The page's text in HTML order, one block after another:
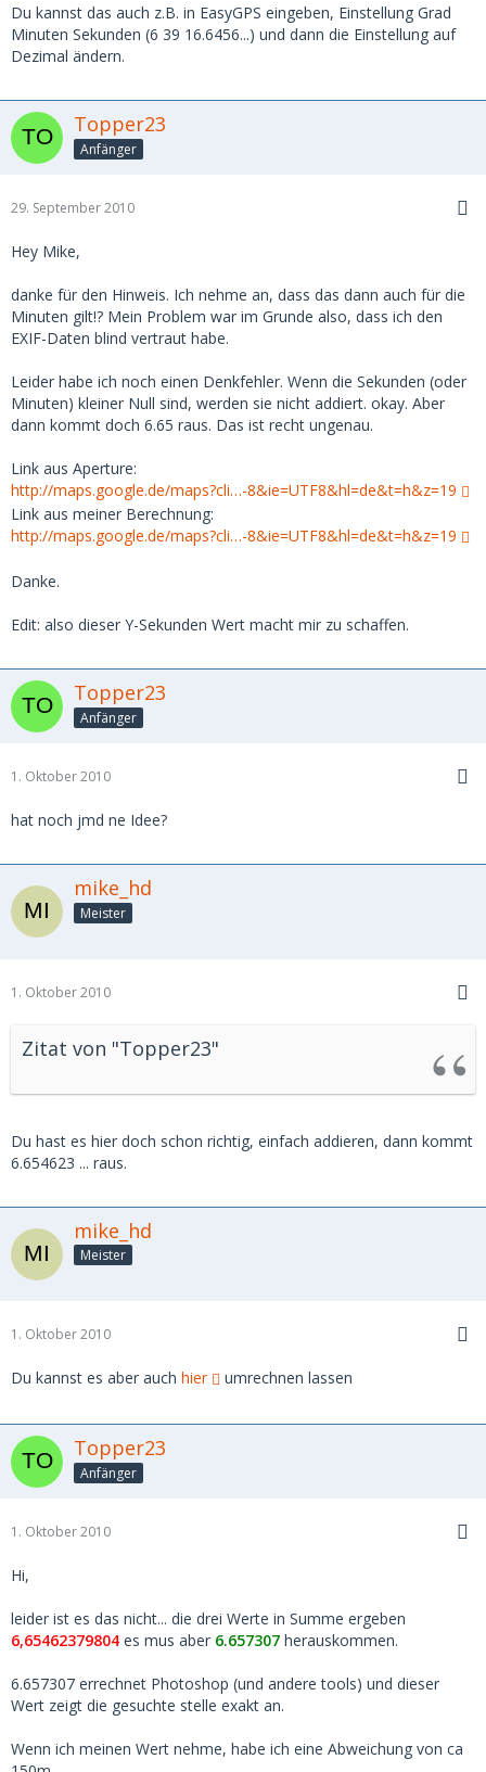
Du kannst das auch z.B. in EasyGPS eingeben, Einstellung Grad
Minuten Sekunden (6 39 16.6456...) und dann die Einstellung auf
Dezimal ändern.
Topper23
Anfänger
29. September 2010
Hey Mike,
danke für den Hinweis. Ich nehme an, dass das dann auch für die
Minuten gilt!? Mein Problem war im Grunde also, dass ich den
EXIF-Daten blind vertraut habe.
Leider habe ich noch einen Denkfehler. Wenn die Sekunden (oder
Minuten) kleiner Null sind, werden sie nicht addiert. okay. Aber
dann kommt doch 6.65 raus. Das ist recht ungenau.
Link aus Aperture:
http://maps.google.de/maps?cli…-8&ie=UTF8&hl=de&t=h&z=19
Link aus meiner Berechnung:
http://maps.google.de/maps?cli…-8&ie=UTF8&hl=de&t=h&z=19
Danke.
Edit: also dieser Y-Sekunden Wert macht mir zu schaffen.
Topper23
Anfänger
1. Oktober 2010
hat noch jmd ne Idee?
mike_hd
Meister
1. Oktober 2010
Zitat von "Topper23"
Du hast es hier doch schon richtig, einfach addieren, dann kommt
6.654623 ... raus.
mike_hd
Meister
1. Oktober 2010
Du kannst es aber auch hier umrechnen lassen
Topper23
Anfänger
1. Oktober 2010
Hi,
leider ist es das nicht... die drei Werte in Summe ergeben
6,65462379804 es mus aber 6.657307 herauskommen.
6.657307 errechnet Photoshop (und andere tools) und dieser
Wert zeigt die gesuchte stelle exakt an.
Wenn ich meinen Wert nehme, habe ich eine Abweichung von ca